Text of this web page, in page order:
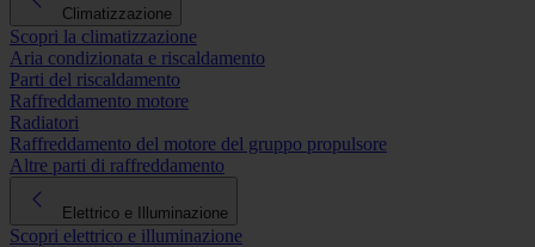
Climatizzazione
Scopri la climatizzazione
Aria condizionata e riscaldamento
Parti del riscaldamento
Raffreddamento motore
Radiatori
Raffreddamento del motore del gruppo propulsore
Altre parti di raffreddamento
Elettrico e Illuminazione
Scopri elettrico e illuminazione